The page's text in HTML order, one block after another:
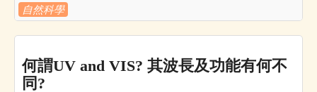
自然科學
何謂UV and VIS? 其波長及功能有何不
同?